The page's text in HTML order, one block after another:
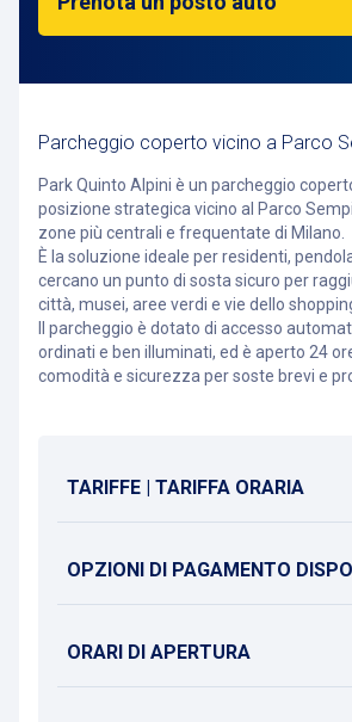
Parcheggio coperto vicino a Parco
Park Quinto Alpini è un parcheggio
posizione strategica vicino al Parco
zone più centrali e frequentate di Milano.
È la soluzione ideale per residenti,
cercano un punto di sosta sicuro per
città, musei, aree verdi e vie dello
Il parcheggio è dotato di accesso
ordinati e ben illuminati, ed è aperto 24
comodità e sicurezza per soste brevi e
TARIFFE | TARIFFA ORARIA
OPZIONI DI PAGAMENTO
ORARI DI APERTURA